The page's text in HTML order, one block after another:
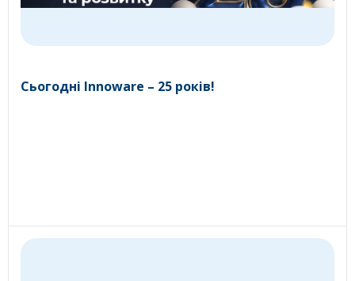
Сьогодні Innoware – 25 років!